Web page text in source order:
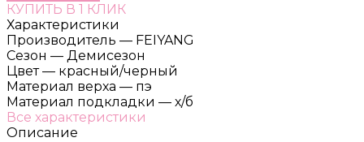
КУПИТЬ В 1 КЛИК
Характеристики
Производитель — FEIYANG
Сезон — Демисезон
Цвет — красный/черный
Материал верха — пэ
Материал подкладки — х/б
Все характеристики
Описание